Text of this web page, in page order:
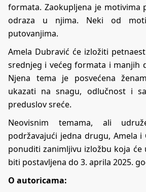
formata. Zaokupljena je motivima
odraza u njima. Neki od
putovanjima.
Amela Dubravić će izložiti
srednjeg i većeg formata i manjih
Njena tema je posvećena
ukazati na snagu, odlučnost i
preduslov sreće.
Neovisnim temama, ali
podržavajući jedna drugu, Amela
ponuditi zanimljivu izložbu koja će
biti postavljena do 3. aprila 2025.
O autoricama: